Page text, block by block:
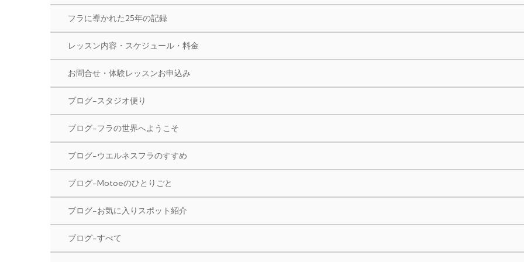
フラに導かれた25年の記録
レッスン内容・スケジュール・料金
お問合せ・体験レッスンお申込み
ブログ-スタジオ便り
ブログ-フラの世界へようこそ
ブログ-ウエルネスフラのすすめ
ブログ-Motoeのひとりごと
ブログ-お気に入りスポット紹介
ブログ-すべて